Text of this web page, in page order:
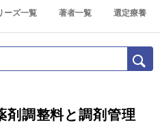
ーズ一覧 著者一覧 選定療養
剤調整料と調剤管理